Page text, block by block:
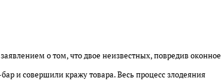
о том, что двое неизвестных, повредив оконное
и совершили кражу товара. Весь процесс злодеяния